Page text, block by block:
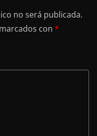
no será publicada.
con *